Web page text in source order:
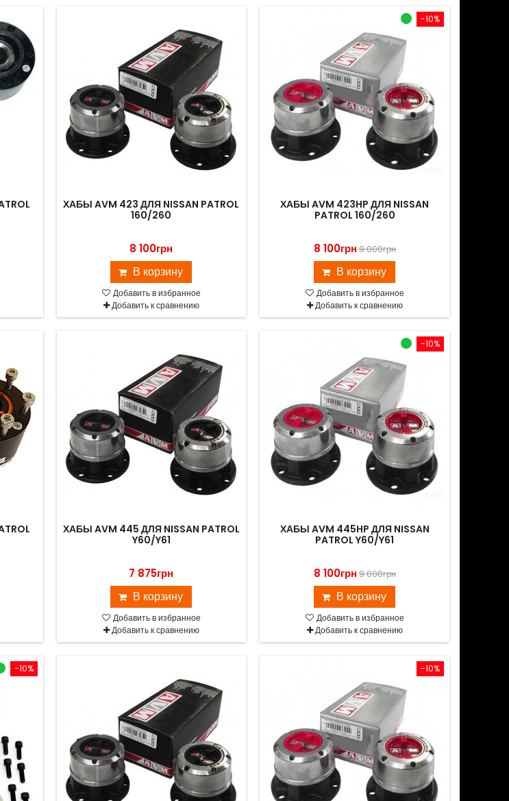
ХАБЫ AVM 423 ДЛЯ NISSAN PATROL
160/260
8 100грн
В корзину
Добавить в избранное
Добавить к сравнению
ХАБЫ AVM 423HP ДЛЯ NISSAN
PATROL 160/260
8 100грн9 000грн
-10%
В корзину
Добавить в избранное
Добавить к сравнению
ХАБЫ AVM 445 ДЛЯ NISSAN PATROL
Y60/Y61
7 875грн
В корзину
Добавить в избранное
Добавить к сравнению
ХАБЫ AVM 445HP ДЛЯ NISSAN
PATROL Y60/Y61
8 100грн9 000грн
-10%
В корзину
Добавить в избранное
Добавить к сравнению
-10% -10%